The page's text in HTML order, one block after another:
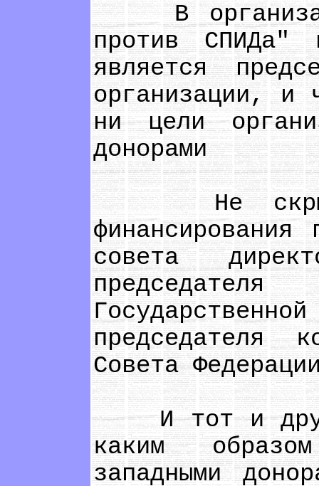
В
против СПИДа"
является
организации, и
ни цели
донорами
Не скрывали
совета
председателя
Совета
И тот и
каким
западными